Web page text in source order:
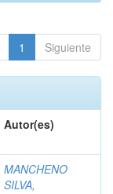
1 Siguiente
Autor(es)
MANCHENO
SILVA,